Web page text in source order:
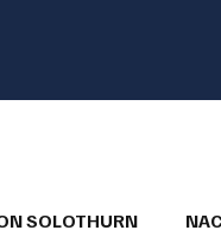
SOLOTHURN